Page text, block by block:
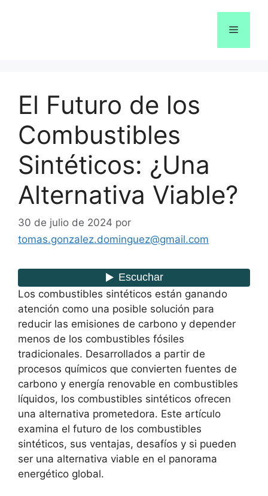
Menú
El Futuro de los
Combustibles
Sintéticos: ¿Una
Alternativa Viable?
30 de julio de 2024 por
tomas.gonzalez.dominguez@gmail.com
Los combustibles sintéticos están ganando
atención como una posible solución para
reducir las emisiones de carbono y depender
menos de los combustibles fósiles
tradicionales. Desarrollados a partir de
procesos químicos que convierten fuentes de
carbono y energía renovable en combustibles
líquidos, los combustibles sintéticos ofrecen
una alternativa prometedora. Este artículo
examina el futuro de los combustibles
sintéticos, sus ventajas, desafíos y si pueden
ser una alternativa viable en el panorama
energético global.